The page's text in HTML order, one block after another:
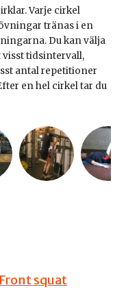
Varje cirkel
tränas i en
Du kan välja
tidsintervall,
antal repetitioner
en hel cirkel tar du
squat